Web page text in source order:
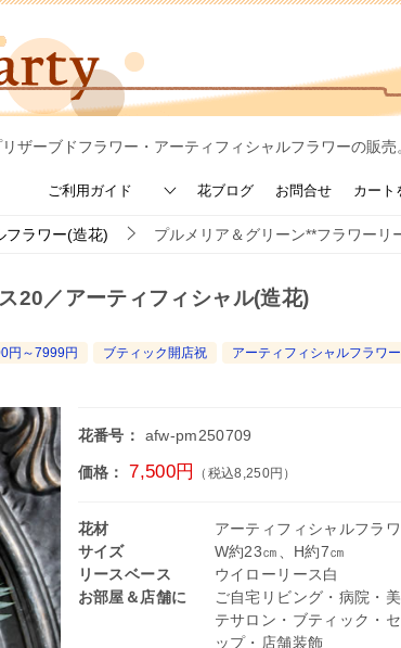
ザーブドフラワー・アーティフィシャルフラワーの販
ご利用ガイド 花ブログ お問合せ カート
フラワー(造花) プルメリア＆グリーン**フラワー
20／アーティフィシャル(造花)
円～7999円 ブティック開店祝 アーティフィシャルフラワ
花番号： afw-pm250709
価格： 7,500円 （税込8,250円）
花材
アーティフィシャルフラ
サイズ
W約23㎝、H約7㎝
リースベース
ウイローリース白
お部屋＆店舗に
ご自宅リビング・病院・
テサロン・ブティック・
ップ・店舗装飾